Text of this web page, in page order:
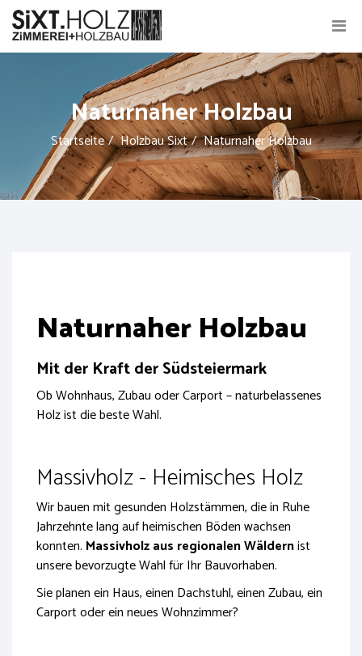
Naturnaher Holzbau
Startseite Holzbau Sixt Naturnaher Holzbau
Naturnaher Holzbau
Mit der Kraft der Südsteiermark
Ob Wohnhaus, Zubau oder Carport – naturbelassenes
Holz ist die beste Wahl.
Massivholz - Heimisches Holz
Wir bauen mit gesunden Holzstämmen, die in Ruhe
Jahrzehnte lang auf heimischen Böden wachsen
konnten. Massivholz aus regionalen Wäldernist
unsere bevorzugte Wahl für Ihr Bauvorhaben.
Sie planen ein Haus, einen Dachstuhl, einen Zubau, ein
Carport oder ein neues Wohnzimmer?